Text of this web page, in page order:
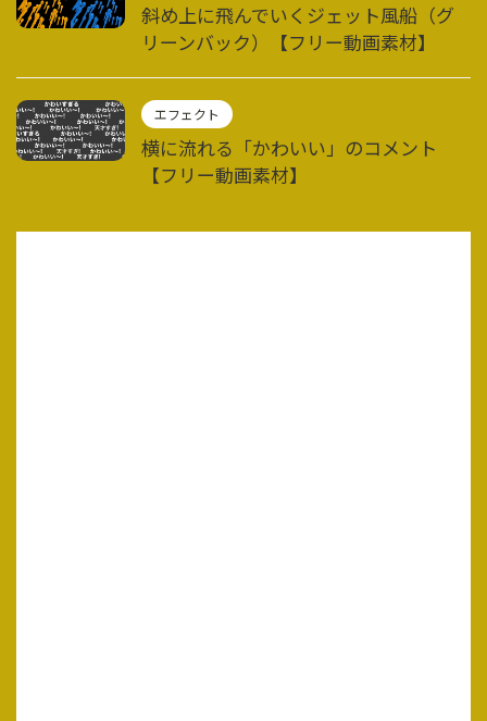
斜め上に飛んでいくジェット風船（グ
リーンバック）【フリー動画素材】
エフェクト
横に流れる「かわいい」のコメント
【フリー動画素材】